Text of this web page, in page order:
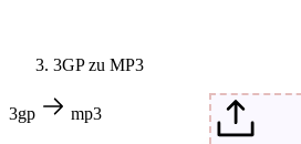
3GP zu MP3
3gp mp3